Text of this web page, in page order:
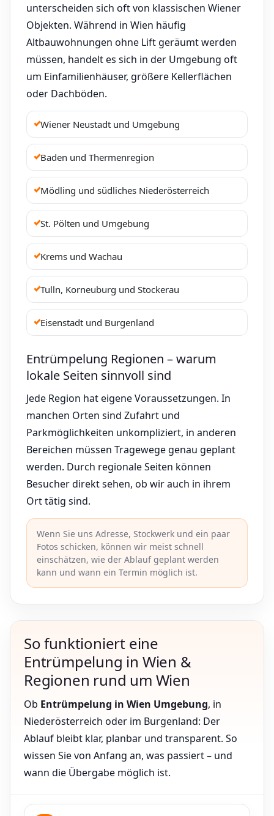
unterscheiden sich oft von klassischen Wiener
Objekten. Während in Wien häufig
Altbauwohnungen ohne Lift geräumt werden
müssen, handelt es sich in der Umgebung oft
um Einfamilienhäuser, größere Kellerflächen
oder Dachböden.
Wiener Neustadt und Umgebung
Baden und Thermenregion
Mödling und südliches Niederösterreich
St. Pölten und Umgebung
Krems und Wachau
Tulln, Korneuburg und Stockerau
Eisenstadt und Burgenland
Entrümpelung Regionen – warum
lokale Seiten sinnvoll sind
Jede Region hat eigene Voraussetzungen. In
manchen Orten sind Zufahrt und
Parkmöglichkeiten unkompliziert, in anderen
Bereichen müssen Tragewege genau geplant
werden. Durch regionale Seiten können
Besucher direkt sehen, ob wir auch in ihrem
Ort tätig sind.
Wenn Sie uns Adresse, Stockwerk und ein paar
Fotos schicken, können wir meist schnell
einschätzen, wie der Ablauf geplant werden
kann und wann ein Termin möglich ist.
So funktioniert eine
Entrümpelung in Wien &
Regionen rund um Wien
Ob Entrümpelung in Wien Umgebung, in
Niederösterreich oder im Burgenland: Der
Ablauf bleibt klar, planbar und transparent. So
wissen Sie von Anfang an, was passiert – und
wann die Übergabe möglich ist.